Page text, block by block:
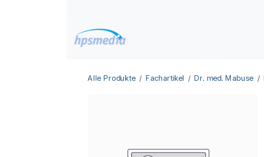
Alle Produkte Fachartikel Dr. med. Mabuse